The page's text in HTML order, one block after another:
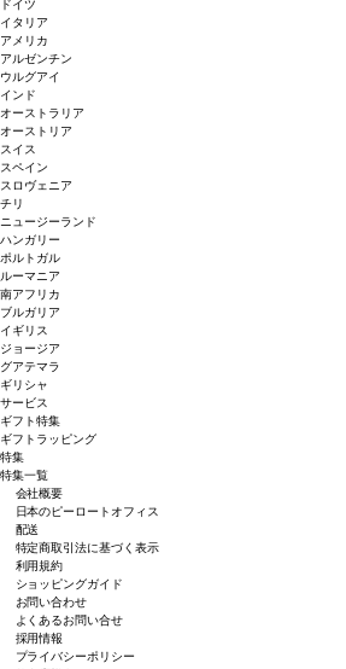
ドイツ
イタリア
アメリカ
アルゼンチン
ウルグアイ
インド
オーストラリア
オーストリア
スイス
スペイン
スロヴェニア
チリ
ニュージーランド
ハンガリー
ポルトガル
ルーマニア
南アフリカ
ブルガリア
イギリス
ジョージア
グアテマラ
ギリシャ
サービス
ギフト特集
ギフトラッピング
特集
特集一覧
会社概要
日本のピーロートオフィス
配送
特定商取引法に基づく表示
利用規約
ショッピングガイド
お問い合わせ
よくあるお問い合せ
採用情報
プライバシーポリシー